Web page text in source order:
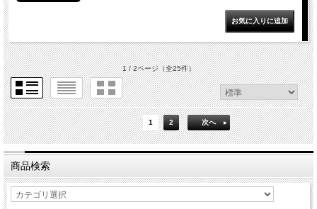
1 / 2ページ（全25件）
1 2 次へ
商品検索